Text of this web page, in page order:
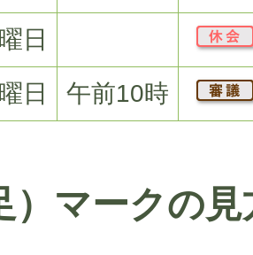
日
日 午前10時
）マークの見